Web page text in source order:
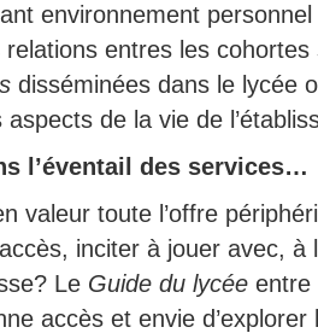
environnement
entres les cohortes
disséminées dans le lycée
de la vie de
l’éventail des services…
valeur toute l’offre
inciter à jouer avec, à
Le Guide du lycée entre
accès et envie